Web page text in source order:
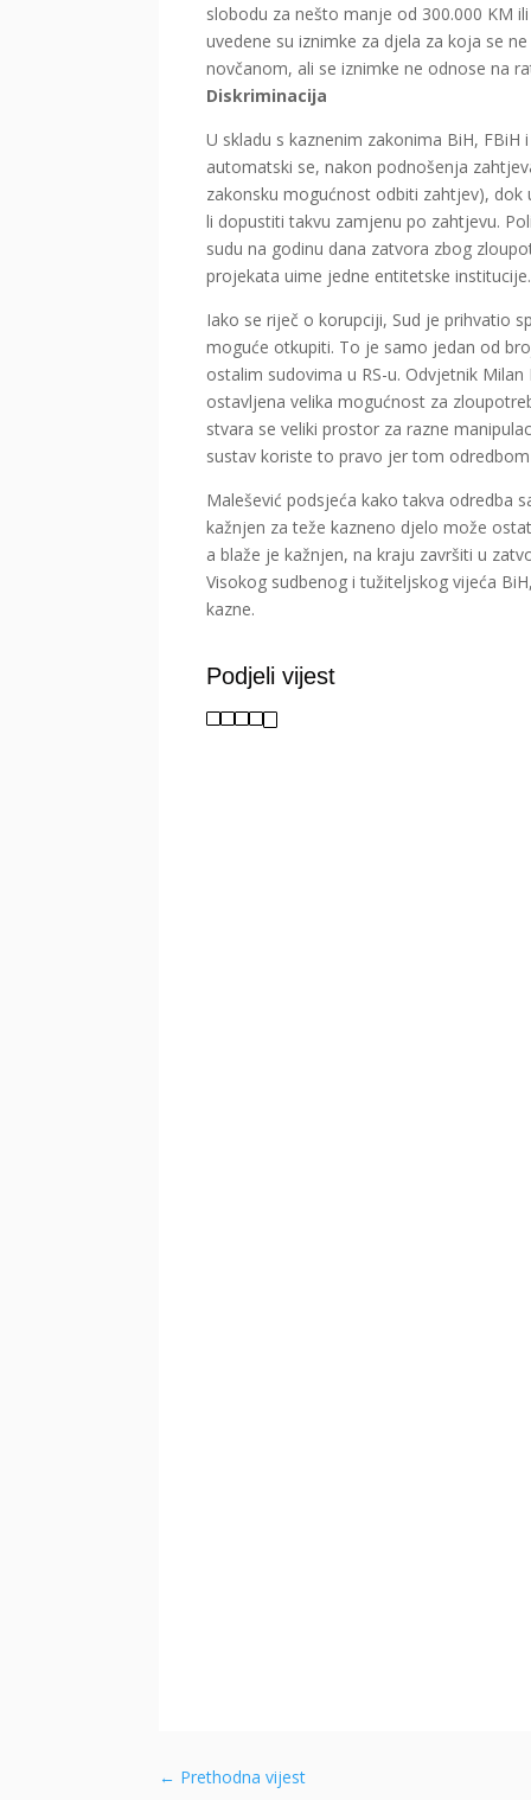
slobodu za nešto manje od 300.000 KM
uvedene su iznimke za djela za koja se
novčanom, ali se iznimke ne odnose na
Diskriminacija
U skladu s kaznenim zakonima BiH,
automatski se, nakon podnošenja
zakonsku mogućnost odbiti zahtjev), dok
li dopustiti takvu zamjenu po zahtjevu.
sudu na godinu dana zatvora zbog
projekata uime jedne entitetske institucije.
Iako se riječ o korupciji, Sud je prihvatio
moguće otkupiti. To je samo jedan od
ostalim sudovima u RS-u. Odvjetnik
ostavljena velika mogućnost za
stvara se veliki prostor za razne
sustav koriste to pravo jer tom
Malešević podsjeća kako takva odredba
kažnjen za teže kazneno djelo može
a blaže je kažnjen, na kraju završiti u
Visokog sudbenog i tužiteljskog vijeća
kazne.
Podjeli vijest
← Prethodna vijest